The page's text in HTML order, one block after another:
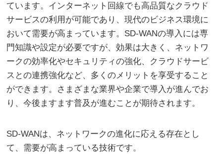
ています。インターネット回線でも高品質なクラウド
サービスの利用が可能であり、現代のビジネス環境に
おいて需要が高まっています。SD-WANの導入には専
門知識や設定が必要ですが、効果は大きく、ネットワ
ークの効率化やセキュリティの強化、クラウドサービ
スとの連携強化など、多くのメリットを享受すること
ができます。さまざまな業界や企業で導入が進んでお
り、今後ますます普及が進むことが期待されます。
SD-WANは、ネットワークの進化に応える存在とし
て、需要が高まっている技術です。